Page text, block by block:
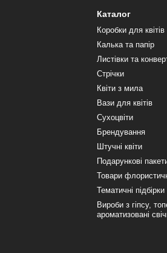
Каталог
Коробки для квітів
Калька та папір
Листівки та
Стрічки
Квіти з мила
Вази для квітів
Сухоцвіти
Брендування
Штучні квіти
Подарункові
Товари
Тематичні підбірки
Вироби з гіпсу,
ароматизовані